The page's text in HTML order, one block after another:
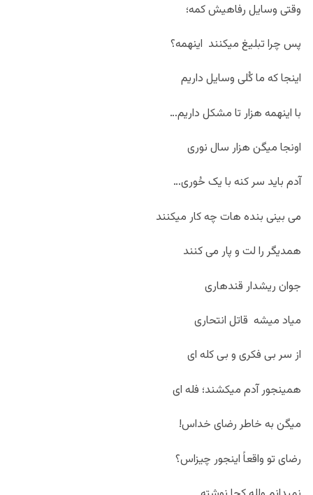
وقتی وسایل رفاهیش کمه؛
پس چرا تبلیغ میکنند اینهمه؟
اینجا که ما کُلی وسایل داریم
با اینهمه هزار تا مشکل داریم…
اونجا میگن هزار سال نوری
آدم باید سر کنه با یک حُوری…
می بینی بنده هات چه کار میکنند
همدیگر را لت و پار می کنند
جوان ریشدار قندهاری
میاد میشه قاتل انتحاری
از سر بی فکری و بی کله ای
همینجور آدم میکشند؛ فله ای
میگن به خاطر رضای خداس!
رضای تو واقعاً اینجور چیزاس؟